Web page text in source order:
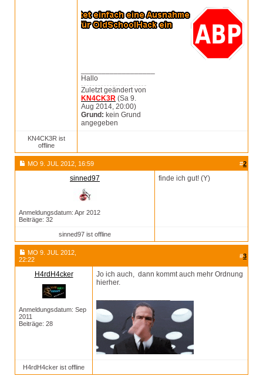
Hallo
Zuletzt geändert von
KN4CK3R (Sa 9.
Aug 2014, 20:00)
Grund: kein Grund
angegeben
KN4CK3R ist
offline
MO 9. JUL 2012, 16:59 #2
sinned97
Anmeldungsdatum: Apr 2012
Beiträge: 32
finde ich gut! (Y)
sinned97 ist offline
MO 9. JUL 2012,
22:22
#3
H4rdH4cker
Anmeldungsdatum: Sep
2011
Beiträge: 28
Jo ich auch, dann kommt auch mehr Ordnung
hierher.
H4rdH4cker ist offline